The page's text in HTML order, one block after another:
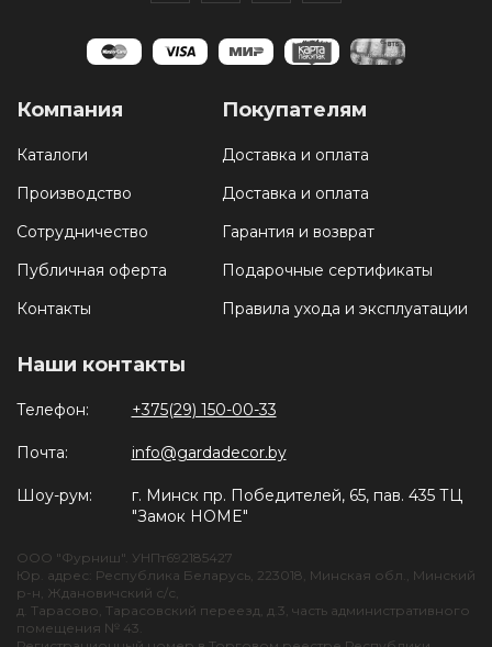
Компания
Каталоги
Производство
Сотрудничество
Публичная оферта
Контакты
Покупателям
Доставка и оплата
Доставка и оплата
Гарантия и возврат
Подарочные сертификаты
Правила ухода и эксплуатации
Наши контакты
Телефон: +375(29) 150-00-33
Почта: info@gardadecor.by
Шоу-рум:
г. Минск пр. Победителей, 65, пав. 435 ТЦ
"Замок HOME"
ООО "Фурниш". УНПт692185427
Юр. адрес: Республика Беларусь, 223018, Минская обл., Минский
р-н, Ждановичский с/с,
д. Тарасово, Тарасовский переезд, д.3, часть административного
помещения № 43.